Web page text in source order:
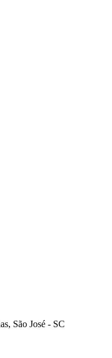
São José - SC